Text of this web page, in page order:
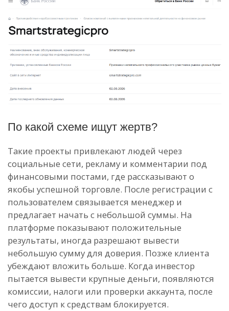
По какой схеме ищут жертв?
Такие проекты привлекают людей через
социальные сети, рекламу и комментарии под
финансовыми постами, где рассказывают о
якобы успешной торговле. После регистрации с
пользователем связывается менеджер и
предлагает начать с небольшой суммы. На
платформе показывают положительные
результаты, иногда разрешают вывести
небольшую сумму для доверия. Позже клиента
убеждают вложить больше. Когда инвестор
пытается вывести крупные деньги, появляются
комиссии, налоги или проверки аккаунта, после
чего доступ к средствам блокируется.